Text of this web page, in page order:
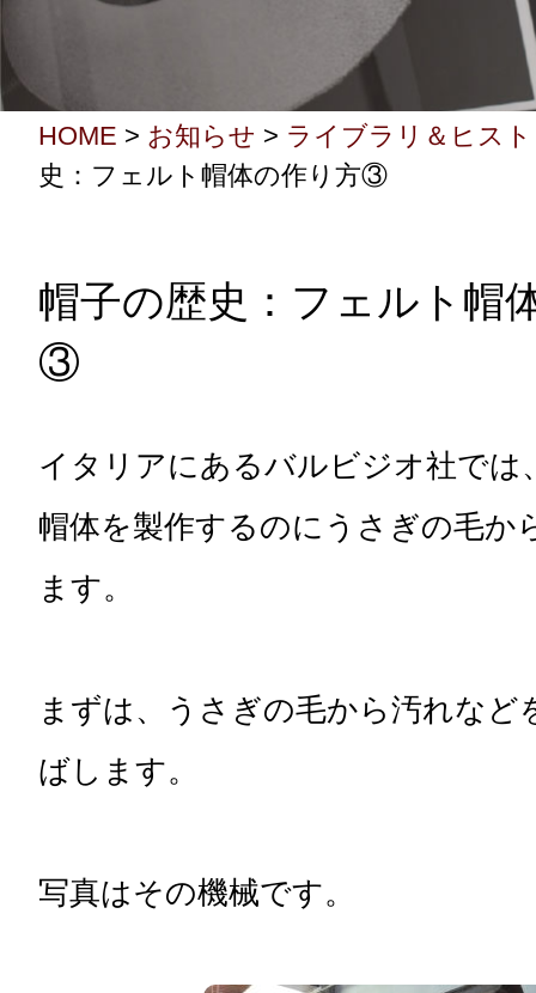
HOME > お知らせ > ライブラリ＆ヒス
史：フェルト帽体の作り方③
帽子の歴史：フェルト帽
③
イタリアにあるバルビジオ社では
帽体を製作するのにうさぎの毛か
ます。
まずは、うさぎの毛から汚れなど
ばします。
写真はその機械です。